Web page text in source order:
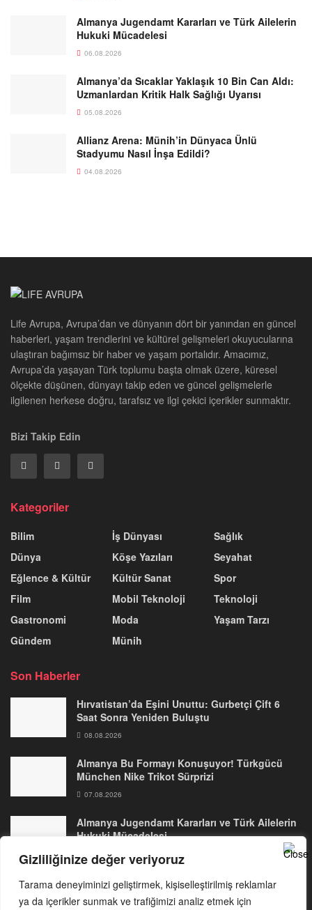
Gizliliğinize değer veriyoruz
Tarama deneyiminizi geliştirmek, kişiselleştirilmiş reklamlar
ya da içerikler sunmak ve trafiğimizi analiz etmek için
Almanya Jugendamt Kararları ve Türk Ailelerin
Hukuki Mücadelesi
06.08.2026
Almanya’da Sıcaklar Yaklaşık 10 Bin Can Aldı:
Uzmanlardan Kritik Halk Sağlığı Uyarısı
05.08.2026
Allianz Arena: Münih’in Dünyaca Ünlü
Stadyumu Nasıl İnşa Edildi?
04.08.2026
Life Avrupa, Avrupa’dan ve dünyanın dört bir yanından en güncel
haberleri, yaşam trendlerini ve kültürel gelişmeleri okuyucularına
ulaştıran bağımsız bir haber ve yaşam portalıdır. Amacımız,
Avrupa’da yaşayan Türk toplumu başta olmak üzere, küresel
ölçekte düşünen, dünyayı takip eden ve güncel gelişmelerle
ilgilenen herkese doğru, tarafsız ve ilgi çekici içerikler sunmaktır.
Bizi Takip Edin
Kategoriler
Bilim
Dünya
Eğlence & Kültür
Film
Gastronomi
Gündem
İş Dünyası
Köşe Yazıları
Kültür Sanat
Mobil Teknoloji
Moda
Münih
Sağlık
Seyahat
Spor
Teknoloji
Yaşam Tarzı
Son Haberler
Hırvatistan’da Eşini Unuttu: Gurbetçi Çift 6
Saat Sonra Yeniden Buluştu
08.08.2026
Almanya Bu Formayı Konuşuyor! Türkgücü
München Nike Trikot Sürprizi
07.08.2026
Almanya Jugendamt Kararları ve Türk Ailelerin
Hukuki Mücadelesi
06.08.2026